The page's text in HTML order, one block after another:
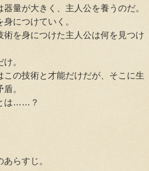
量が大きく、主人公を養うのだ。
につけていく。
を身につけた主人公は何を見つけ
。
の技術と才能だけだが、そこに生
。
は……？
らすじ。